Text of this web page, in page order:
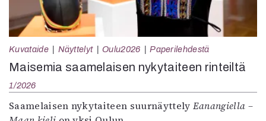
Kuvataide Näyttelyt Oulu2026 Paperilehdestä
Maisemia saamelaisen nykytaiteen rinteiltä
1/2026
Saamelaisen nykytaiteen suurnäyttely Eanangiella –